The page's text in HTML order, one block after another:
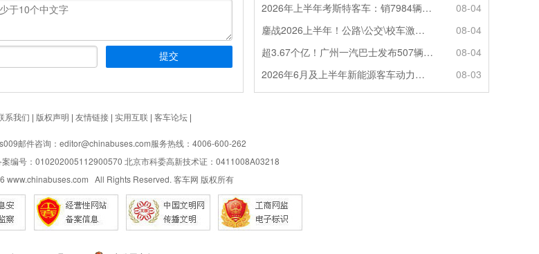
2026年上半年考斯特客车：销7984辆 6米领涨领跑 电动化提速
08-04
鏖战2026上半年！公路\公交\校车激烈角逐，谁问鼎赛道赢家?
08-04
超3.67个亿！广州一汽巴士发布507辆纯电动城市客车采购中标公告
08-04
2026年6月及上半年新能源客车动力电池装机量特点分析
08-03
系我们 | 版权声明 | 友情链接| 实用互联| 客车论坛|
邮件咨询：editor@chinabuses.com服务热线：4006-600-262
编号：010202005112900570 北京市科委高新技术证：0411008A03218
www.chinabuses.com All Rights Reserved. 客车网 版权所有